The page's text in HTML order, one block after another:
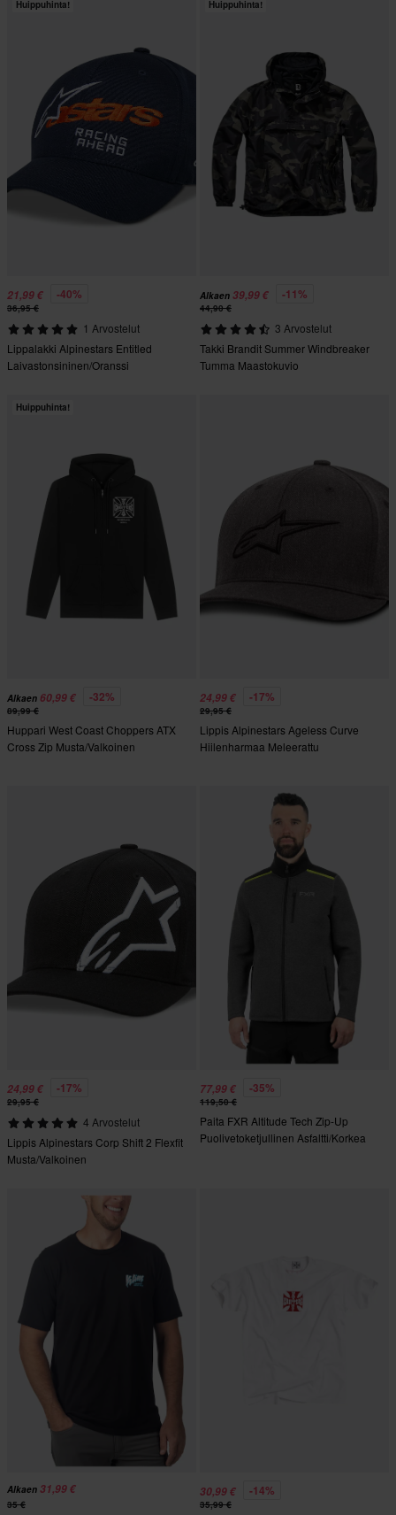
Huippuhinta!
21,99 € -40%
36,95 €
1 Arvostelut
Lippalakki Alpinestars Entitled
Laivastonsininen/Oranssi
Huippuhinta!
Alkaen 39,99 € -11%
44,90 €
3 Arvostelut
Takki Brandit Summer Windbreaker
Tumma Maastokuvio
Huippuhinta!
Alkaen 60,99 € -32%
89,99 €
Huppari West Coast Choppers ATX
Cross Zip Musta/Valkoinen
24,99 € -17%
29,95 €
Lippis Alpinestars Ageless Curve
Hiilenharmaa Meleerattu
24,99 € -17%
29,95 €
4 Arvostelut
Lippis Alpinestars Corp Shift 2 Flexfit
Musta/Valkoinen
77,99 € -35%
119,50 €
Paita FXR Altitude Tech Zip-Up
Puolivetoketjullinen Asfaltti/Korkea
Alkaen 31,99 €
35 €
30,99 € -14%
35,99 €